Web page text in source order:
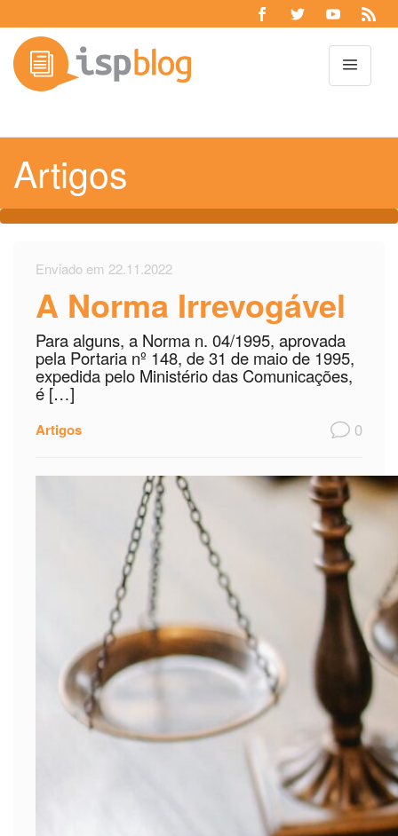
Artigos
Enviado em 22.11.2022
A Norma Irrevogável
Para alguns, a Norma n. 04/1995, aprovada
pela Portaria nº 148, de 31 de maio de 1995,
expedida pelo Ministério das Comunicações,
é […]
Artigos 0